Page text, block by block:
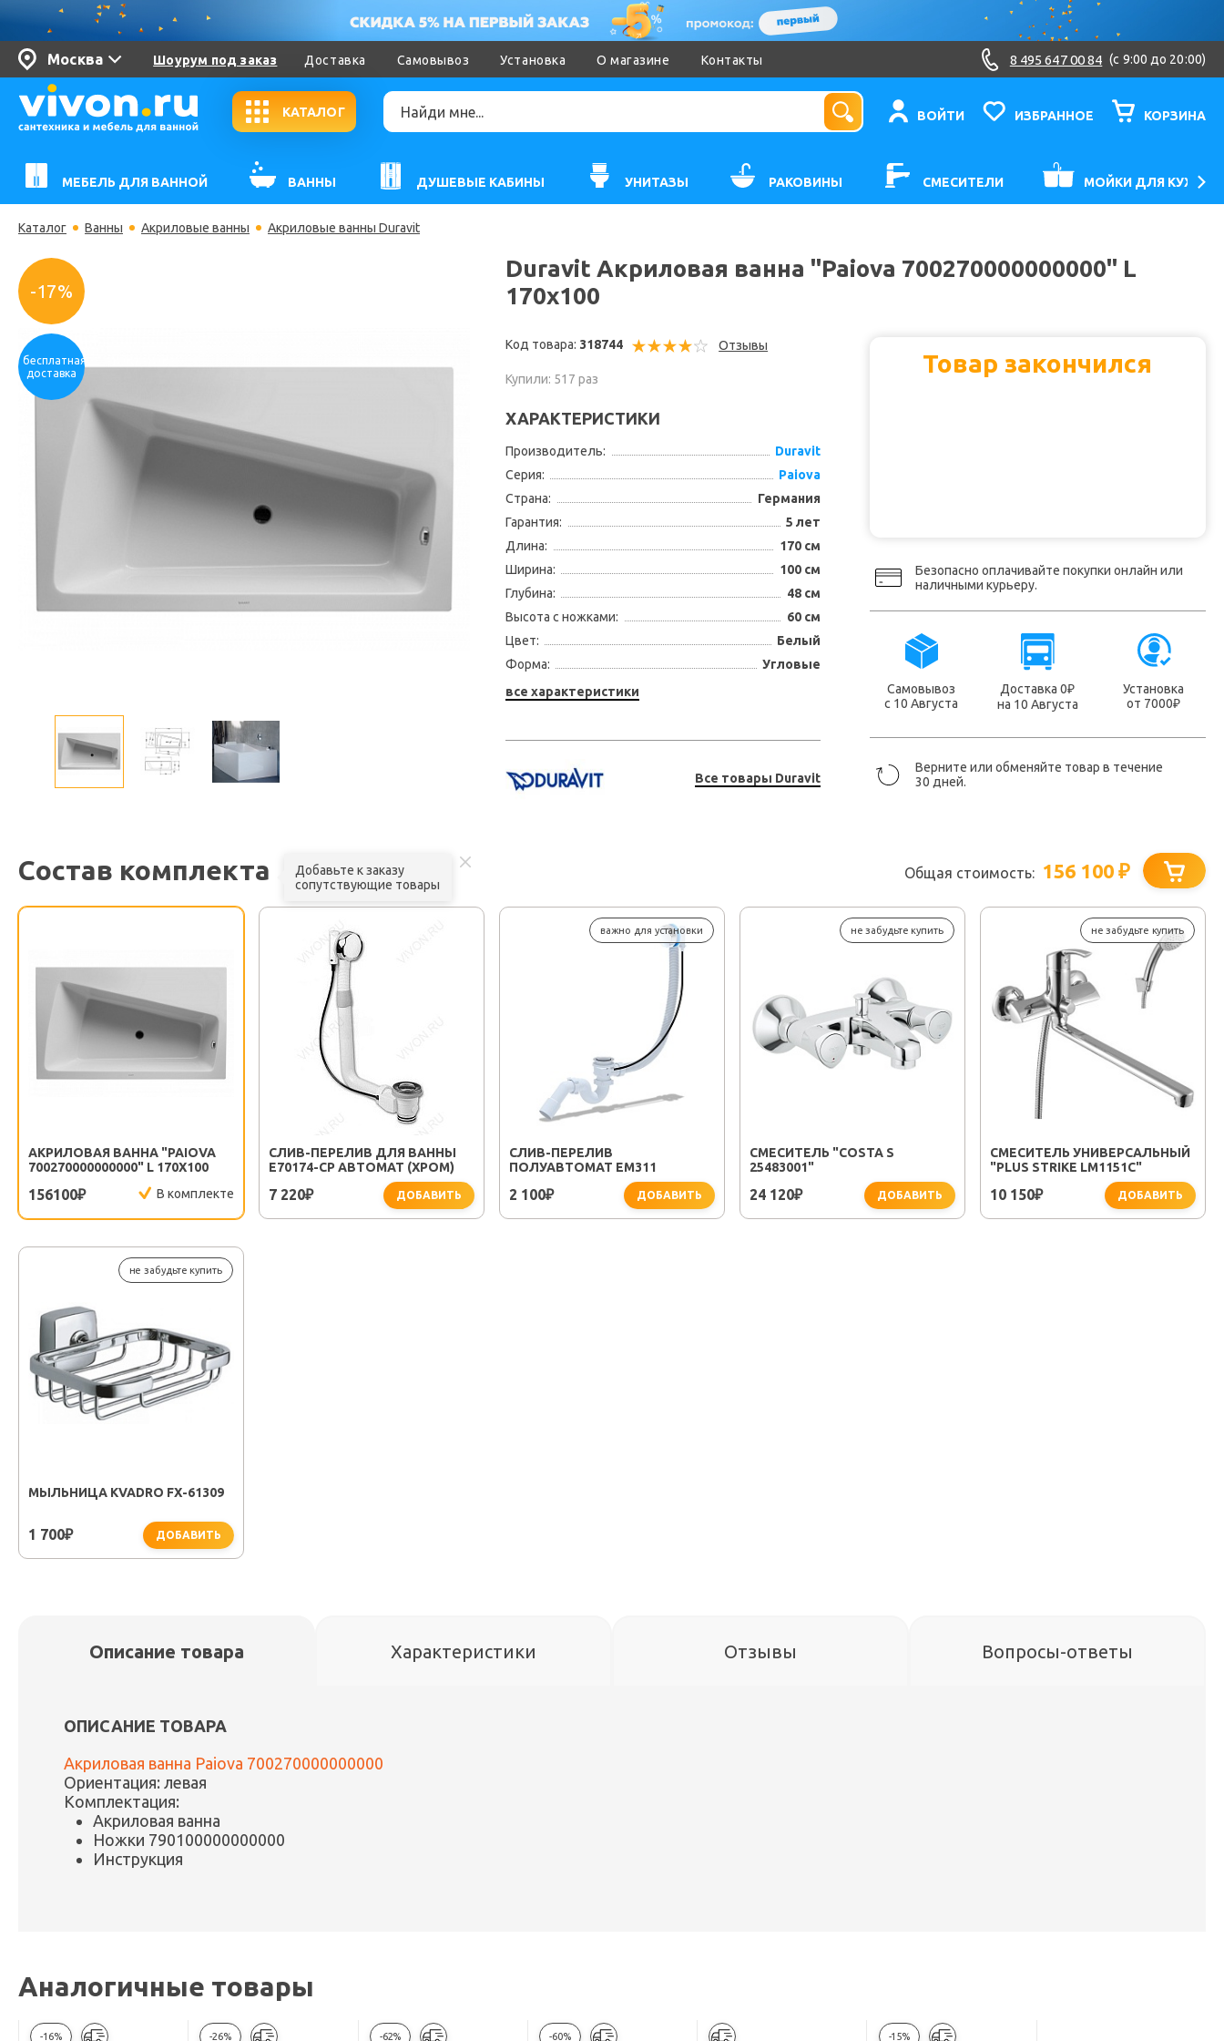
Москва Шоурум под заказ Доставка Самовывоз Установка О магазине Контакты 8 495 647 00 84 (c 9:00 до 20:00)
КАТАЛОГ ВОЙТИ ИЗБРАННОЕ КОРЗИНА
МЕБЕЛЬ ДЛЯ ВАННОЙ ВАННЫ ДУШЕВЫЕ КАБИНЫ УНИТАЗЫ РАКОВИНЫ СМЕСИТЕЛИ МОЙКИ ДЛЯ КУХНИ
Каталог Ванны Акриловые ванны Акриловые ванны Duravit
-17%
бесплатная
доставка
Duravit Акриловая ванна "Paiova 700270000000000" L
170х100
Код товара: 318744 Отзывы
Купили: 517 раз
ХАРАКТЕРИСТИКИ
Производитель:
Duravit
Серия:
Paiova
Страна:
Германия
Гарантия:
5 лет
Длина:
170 см
Ширина:
100 см
Глубина:
48 см
Высота с ножками:
60 см
Цвет:
Белый
Форма:
Угловые
все характеристики
Все товары Duravit
Товар закончился
Безопасно оплачивайте покупки онлайн или
наличными курьеру.
Самовывоз
с 10 Августа
Доставка 0₽
на 10 Августа
Установка
от 7000₽
Верните или обменяйте товар в течение
30 дней.
Состав комплекта
Добавьте к заказу
сопутствующие товары
Общая стоимость: 156 100₽
АКРИЛОВАЯ ВАННА "PAIOVA
700270000000000" L 170Х100
156100₽ В комплекте
СЛИВ-ПЕРЕЛИВ ДЛЯ ВАННЫ
E70174-CP АВТОМАТ (ХРОМ)
7 220₽ ДОБАВИТЬ
важно для установки
CЛИВ-ПЕРЕЛИВ
ПОЛУАВТОМАТ EM311
2 100₽ ДОБАВИТЬ
не забудьте купить
СМЕСИТЕЛЬ "COSTA S
25483001"
24 120₽ ДОБАВИТЬ
не забудьте купить
СМЕСИТЕЛЬ УНИВЕРСАЛЬНЫЙ
"PLUS STRIKE LM1151C"
10 150₽ ДОБАВИТЬ
не забудьте купить
МЫЛЬНИЦА KVADRO FX-61309
1 700₽ ДОБАВИТЬ
Описание товара Характеристики Отзывы Вопросы-ответы
ОПИСАНИЕ ТОВАРА
Акриловая ванна Paiova 700270000000000
Ориентация: левая
Комплектация:
Акриловая ванна
Ножки 790100000000000
Инструкция
Аналогичные товары
-16% -26% -62% -60% -15%